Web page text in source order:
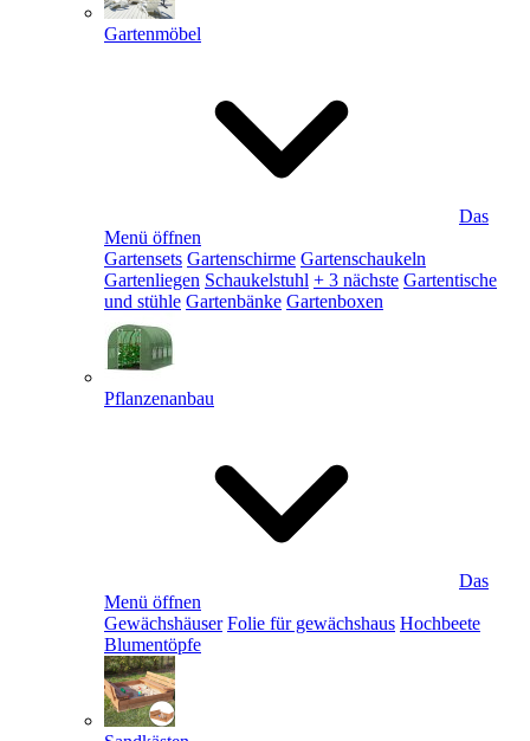
Gartenmöbel
Das
Menü öffnen
Gartensets Gartenschirme Gartenschaukeln
Gartenliegen Schaukelstuhl + 3 nächste Gartentische
und stühle Gartenbänke Gartenboxen
Pflanzenanbau
Das
Menü öffnen
Gewächshäuser Folie für gewächshaus Hochbeete
Blumentöpfe